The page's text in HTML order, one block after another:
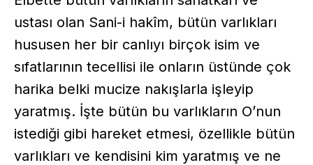
ustası olan Sani-i hakîm, bütün varlıkları
hususen her bir canlıyı birçok isim ve
sıfatlarının tecellisi ile onların üstünde çok
harika belki mucize nakışlarla işleyip
yaratmış. İşte bütün bu varlıkların O’nun
istediği gibi hareket etmesi, özellikle bütün
varlıkları ve kendisini kim yaratmış ve ne